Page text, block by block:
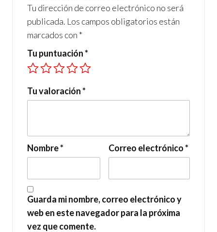
Tu dirección de correo electrónico no será
publicada. Los campos obligatorios están
marcados con *
Tu puntuación*
Tu valoración*
Nombre* Correo electrónico*
Guarda mi nombre, correo electrónico y
web en este navegador para la próxima
vez que comente.